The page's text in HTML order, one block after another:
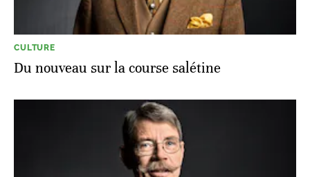
CULTURE
Du nouveau sur la course salétine